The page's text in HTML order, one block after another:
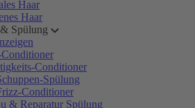
Haar
Haar
Spülung
Conditioner
Spülung
Conditioner
& Reparatur Spülung